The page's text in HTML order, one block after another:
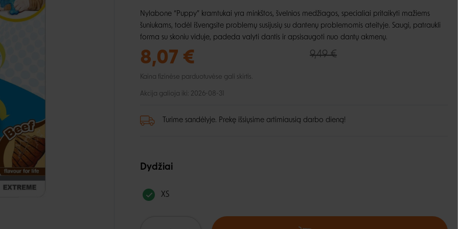
ir aksesuarai
ir lietpalčiai
džemperiai
Guoliai ir patiesimai
priežiūra
dantų ir pėdų priežiūra
priemonės
Pavadėliai
Dubenėliai ir maitinimas
Dubenėliai
Automatinės girdyklos ir šėryklos
Nylabone “Puppy” kramtukai yra minkštos, švelnios medžiagos, specialiai pritaikyti mažiems
šuniukams, todėl išvengsite problemų susijusių su dantenų problemomis ateityje. Saugi, patraukli
forma su skoniu viduje, padeda valyti dantis ir apsisaugoti nuo dantų akmenų.
8,07 € 9,49 €
Kaina fizinėse parduotuvėse gali skirtis.
Akcija galioja iki: 2026-08-31
Turime sandėlyje. Prekę išsiųsime artimiausią darbo dieną!
Dydžiai
XS